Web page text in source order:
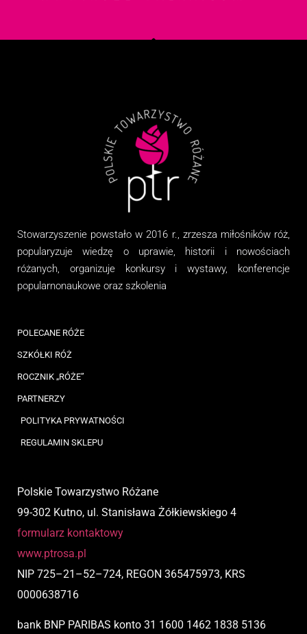
Stowarzyszenie powstało w 2016 r., zrzesza miłośników róż,
popularyzuje wiedzę o uprawie, historii i nowościach
różanych, organizujekonkursy i wystawy, konferencje
popularnonaukowe oraz szkolenia
POLECANE RÓŻE
SZKÓŁKI RÓŻ
ROCZNIK „RÓŻE”
PARTNERZY
POLITYKA PRYWATNOŚCI
REGULAMIN SKLEPU
Polskie Towarzystwo Różane
99-302 Kutno, ul. Stanisława Żółkiewskiego 4
formularz kontaktowy
www.ptrosa.pl
NIP 725–21 –52–724, REGON 365475973, KRS
0000638716
bank BNP PARIBAS konto 31 1600 1462 1838 5136